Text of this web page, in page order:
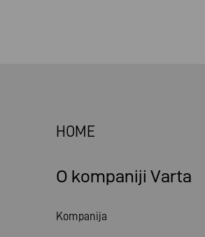
HOME
O kompaniji Varta
Kompanija